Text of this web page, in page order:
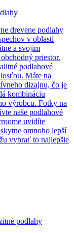
drevene podlahy
v oblasti
a svojim
priestor.
podlahové
Máte na
dizajnu, čo je
kombináciu
výrobcu. Fotky na
naše podlahové
uvidíte
omnoho lepší
vybrať to najlepšie
podlahy